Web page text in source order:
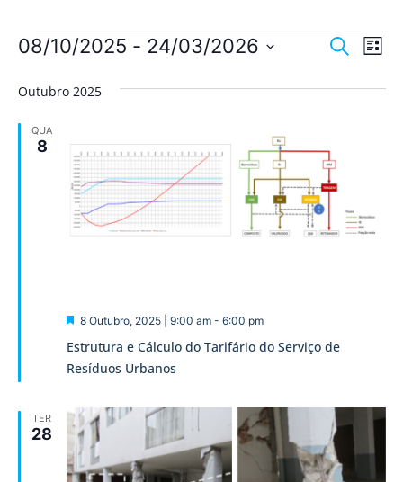
de
e
de
Pesquisar
Lista
08/10/2025 - 24/03/2026
data.
Outubro 2025
QUA
8
Estrutura e Cálculo do Tarifário do Serviço de
Resíduos Urbanos
Destaque
8 Outubro, 2025 | 9:00 am- 6:00 pm
TER
28